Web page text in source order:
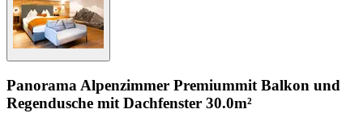
Panorama Alpenzimmer Premiummit Balkon und
Regendusche mit Dachfenster 30.0m²